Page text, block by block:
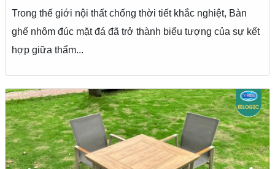
Trong thế giới nội thất chống thời tiết khắc nghiệt, Bàn
ghế nhôm đúc mặt đá đã trở thành biểu tượng của sự kết
hợp giữa thẩm...